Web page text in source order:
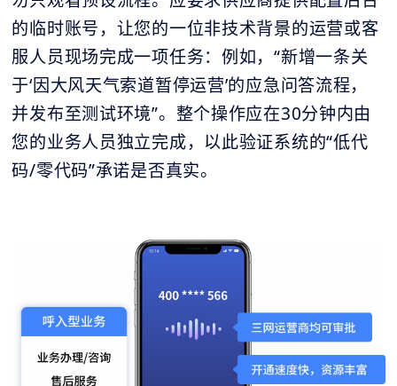
的临时账号，让您的一位非技术背景的运营或客
服人员现场完成一项任务：例如，“新增一条关
于‘因大风天气索道暂停运营’的应急问答流程，
并发布至测试环境”。整个操作应在30分钟内由
您的业务人员独立完成，以此验证系统的“低代
码/零代码”承诺是否真实。